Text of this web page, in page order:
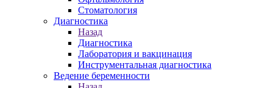
Стоматология
Диагностика
Назад
Диагностика
Лаборатория и вакцинация
Инструментальная диагностика
Ведение беременности